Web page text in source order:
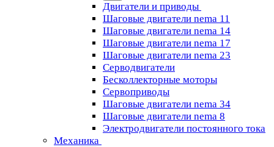
Двигатели и приводы
Шаговые двигатели nema 11
Шаговые двигатели nema 14
Шаговые двигатели nema 17
Шаговые двигатели nema 23
Cерводвигатели
Бесколлекторные моторы
Сервоприводы
Шаговые двигатели nema 34
Шаговые двигатели nema 8
Электродвигатели постоянного тока
Механика